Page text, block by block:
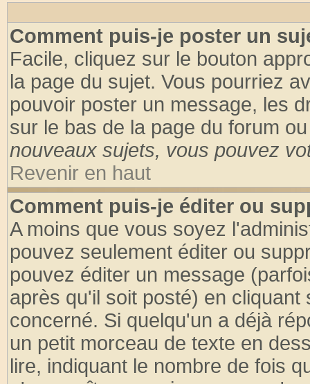
Comment puis-je poster un
Facile, cliquez sur le bouton
la page du sujet. Vous pourriez
pouvoir poster un message, les
sur le bas de la page du forum
nouveaux sujets, vous pouvez
Revenir en haut
Comment puis-je éditer ou
A moins que vous soyez
pouvez seulement éditer ou
pouvez éditer un message
après qu'il soit posté) en
concerné. Si quelqu'un a déjà
un petit morceau de texte en
lire, indiquant le nombre de fois